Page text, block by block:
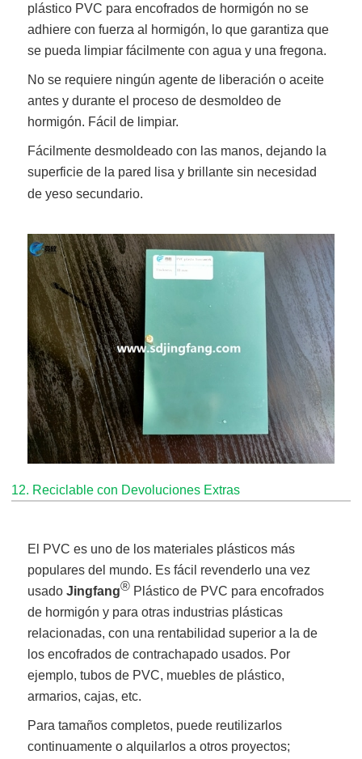
plástico PVC para encofrados de hormigón no se
adhiere con fuerza al hormigón, lo que garantiza que
se pueda limpiar fácilmente con agua y una fregona.
No se requiere ningún agente de liberación o aceite
antes y durante el proceso de desmoldeo de
hormigón. Fácil de limpiar.
Fácilmente desmoldeado con las manos, dejando la
superficie de la pared lisa y brillante sin necesidad
de yeso secundario.
12. Reciclable con Devoluciones Extras
El PVC es uno de los materiales plásticos más
populares del mundo. Es fácil revenderlo una vez
usadoJingfang® Plástico de PVC para encofrados
de hormigón y para otras industrias plásticas
relacionadas, con una rentabilidad superior a la de
los encofrados de contrachapado usados. Por
ejemplo, tubos de PVC, muebles de plástico,
armarios, cajas, etc.
Para tamaños completos, puede reutilizarlos
continuamente o alquilarlos a otros proyectos;